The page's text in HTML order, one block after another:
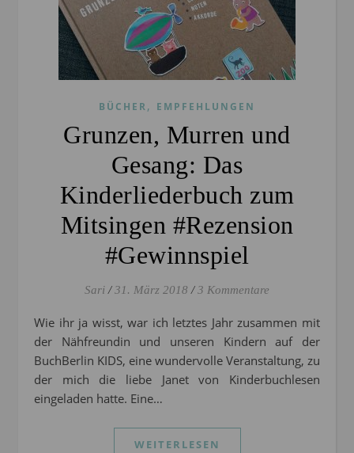
BÜCHER, EMPFEHLUNGEN
Grunzen, Murren und
Gesang: Das
Kinderliederbuch zum
Mitsingen #Rezension
#Gewinnspiel
Sari / 31. März 2018 / 3 Kommentare
Wie ihr ja wisst, war ich letztes Jahr zusammen mit
der Nähfreundin und unseren Kindern auf der
BuchBerlin KIDS, eine wundervolle Veranstaltung, zu
der mich die liebe Janet von Kinderbuchlesen
eingeladen hatte. Eine…
WEITERLESEN